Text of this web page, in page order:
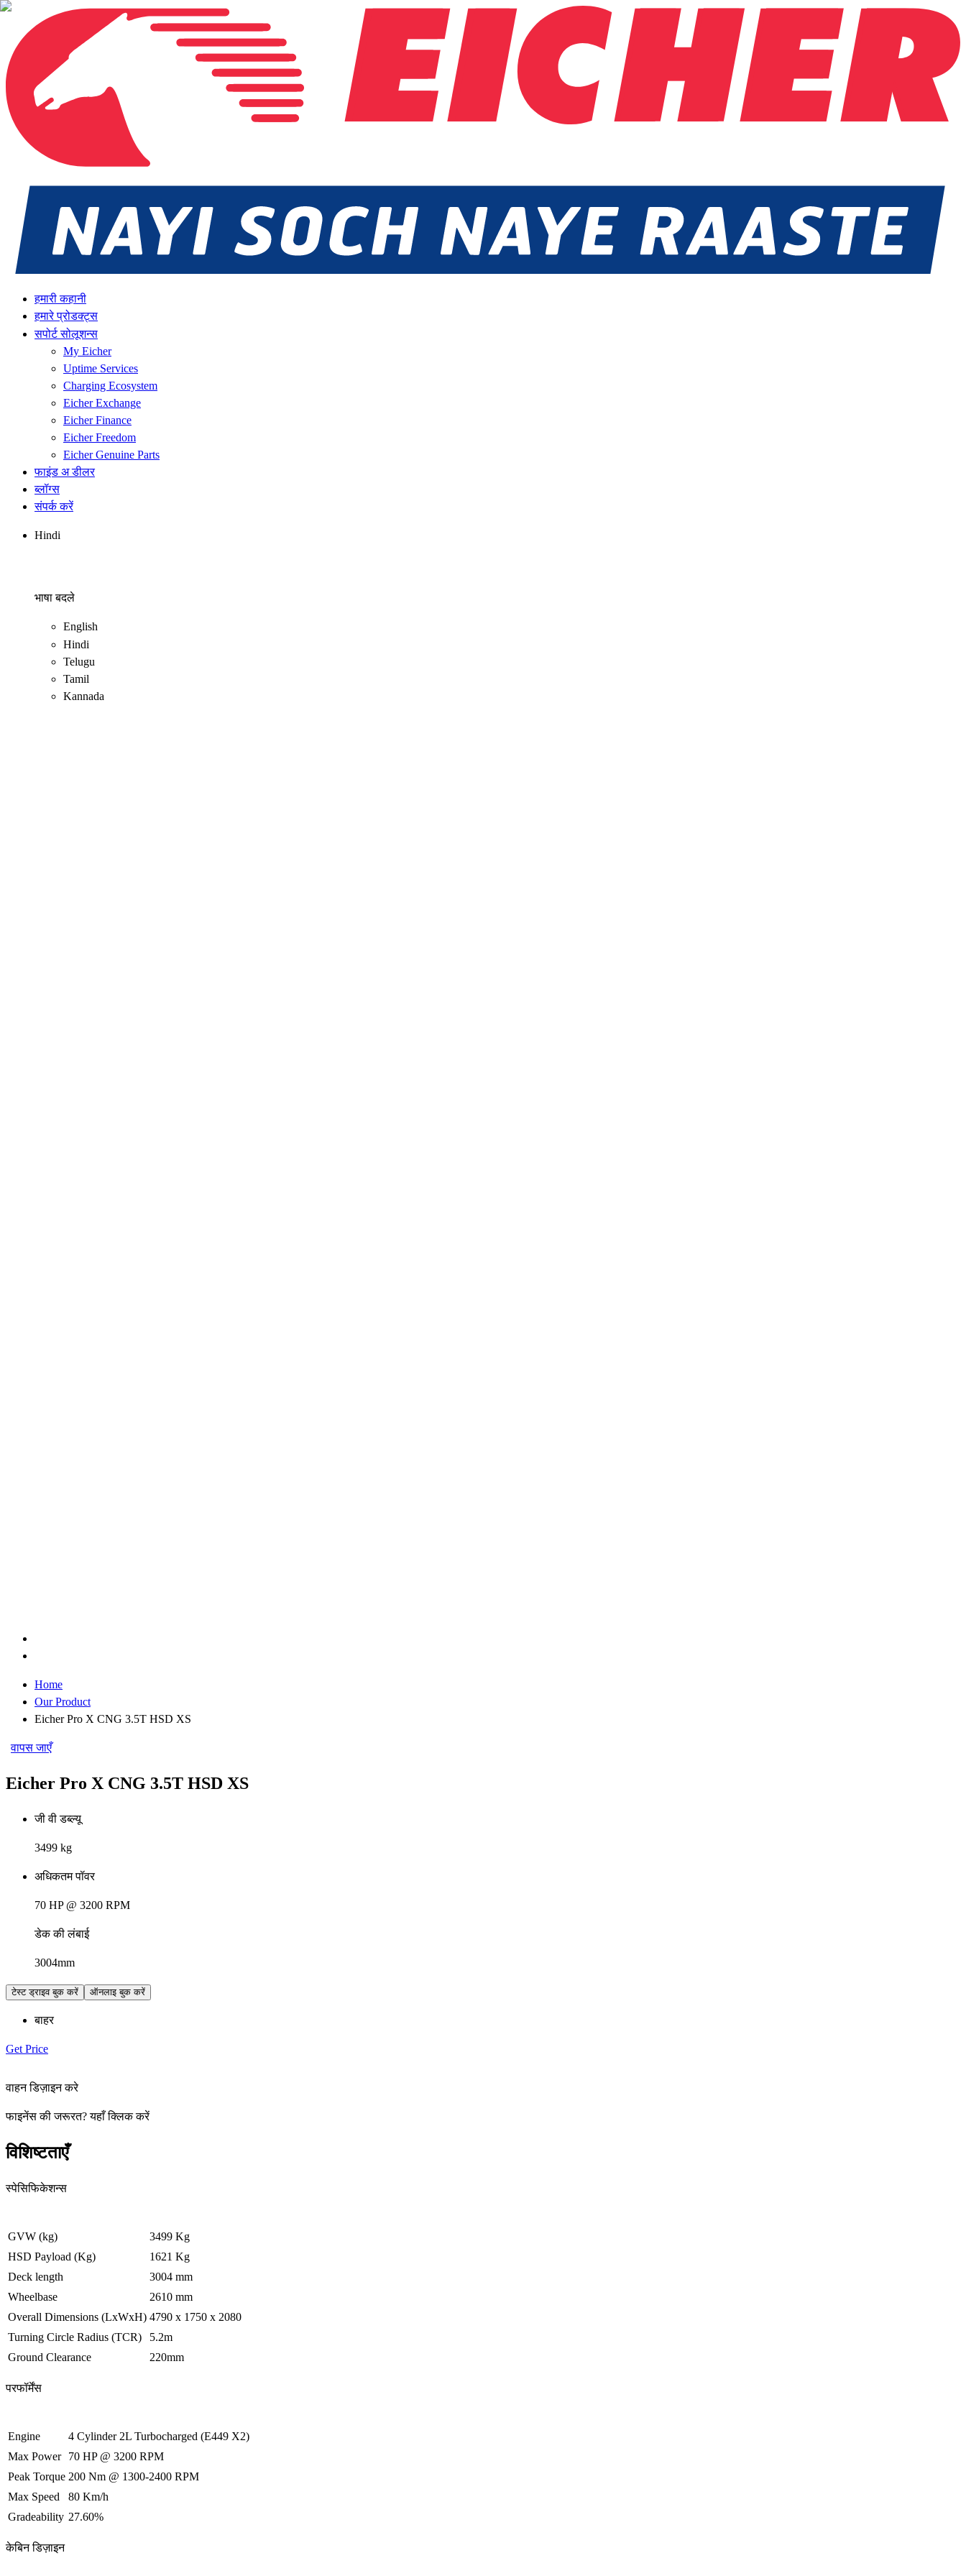
हमारी कहानी
हमारे प्रोडक्ट्स
सपोर्ट सोलूशन्स
My Eicher
Uptime Services
Charging Ecosystem
Eicher Exchange
Eicher Finance
Eicher Freedom
Eicher Genuine Parts
फाइंड अ डीलर
ब्लॉग्स
संपर्क करें
Hindi
भाषा बदले
English
Hindi
Telugu
Tamil
Kannada
Home
Our Product
Eicher Pro X CNG 3.5T HSD XS
वापस जाएँ
Eicher Pro X CNG 3.5T HSD XS
जी वी डब्ल्यू
3499 kg
अधिकतम पॉवर
70 HP @ 3200 RPM
डेक की लंबाई
3004mm
टेस्ट ड्राइव बुक करें ऑनलाइ बुक करें
बाहर
Get Price
वाहन डिज़ाइन करे
फाइनेंस की जरूरत?यहाँ क्लिक करें
विशिष्टताएँ
स्पेसिफिकेशन्स
GVW (kg)
3499 Kg
HSD Payload (Kg)
1621 Kg
Deck length
3004 mm
Wheelbase
2610 mm
Overall Dimensions (LxWxH) 4790 x 1750 x 2080
Turning Circle Radius (TCR)
5.2m
Ground Clearance
220mm
परफॉर्मेंस
Engine
4 Cylinder 2L Turbocharged (E449 X2)
Max Power
70 HP @ 3200 RPM
Peak Torque 200 Nm @ 1300-2400 RPM
Max Speed
80 Km/h
Gradeability 27.60%
केबिन डिज़ाइन